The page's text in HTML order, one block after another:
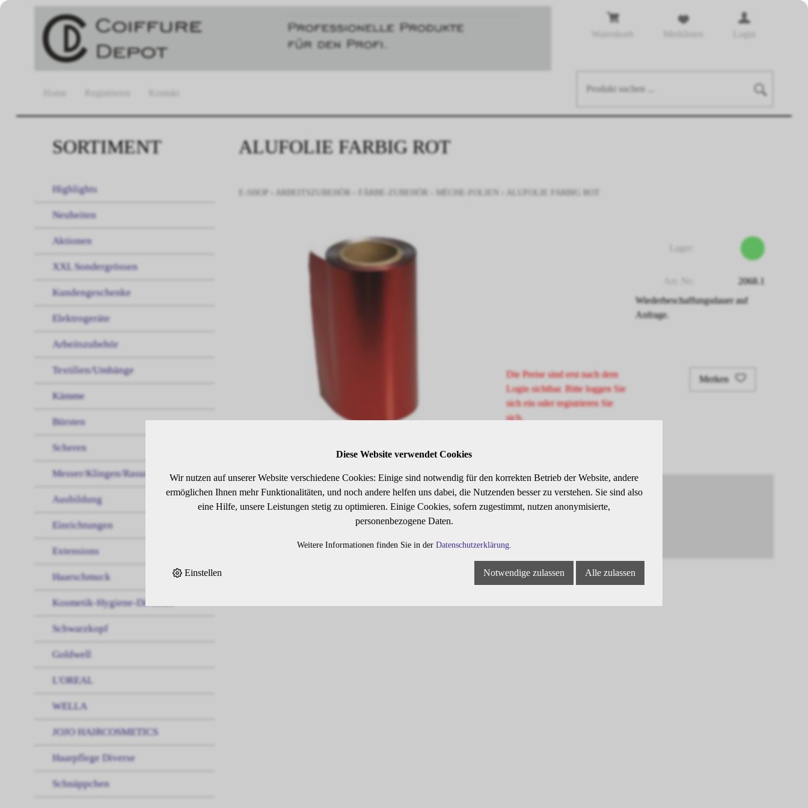
SORTIMENT
Highlights
Neuheiten
Aktionen
XXL Sondergrössen
Kundengeschenke
Elektrogeräte
Arbeitszubehör
Textilien/Umhänge
Kämme
Bürsten
Scheren
Messer/Klingen/Rasur
Ausbildung
Einrichtungen
Extensions
Haarschmuck
Kosmetik-Hygiene-Diverses
Schwarzkopf
Goldwell
L'OREAL
WELLA
JOJO HAIRCOSMETICS
Haarpflege Diverse
Schnäppchen
ALUFOLIE FARBIG ROT
E-SHOP ARBEITSZUBEHÖR FÄRBE-ZUBEHÖR MÈCHE-FOLIEN ALUFOLIE FARBIG ROT
2068.1
Wiederbeschaffungsdauer auf
Anfrage.
Die Preise sind erst nach dem
Login sichtbar. Bitte loggen Sie
sich ein oder registrieren Sie
sich.
Merken
BESCHREIBUNG
12 cm breit, 100 m lang, Stärke 15 µ.
Lieferung in der praktischen Spenderbox.
Diese Website verwendet Cookies
Wir nutzen auf unserer Website verschiedene Cookies: Einige sind notwendig für den korrekten Betrieb der Website, andere
ermöglichen Ihnen mehr Funktionalitäten, und noch andere helfen uns dabei, die Nutzenden besser zu verstehen. Sie sind also
eine Hilfe, unsere Leistungen stetig zu optimieren. Einige Cookies, sofern zugestimmt, nutzen anonymisierte,
personenbezogene Daten.
Weitere Informationen finden Sie in der Datenschutzerklärung.
Einstellen Notwendige zulassen Alle zulassen